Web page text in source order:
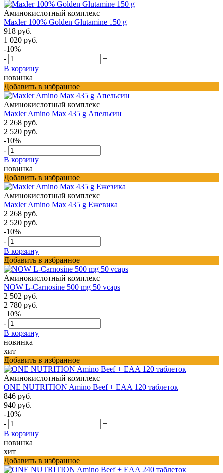
Аминокислотный комплекс
Maxler 100% Golden Glutamine 150 g
918 руб.
1 020 руб.
-10%
-
+
В корзину
новинка
Добавить в избранное
Аминокислотный комплекс
Maxler Amino Max 435 g Апельсин
2 268 руб.
2 520 руб.
-10%
-
+
В корзину
новинка
Добавить в избранное
Аминокислотный комплекс
Maxler Amino Max 435 g Ежевика
2 268 руб.
2 520 руб.
-10%
-
+
В корзину
Добавить в избранное
Аминокислотный комплекс
NOW L-Carnosine 500 mg 50 vcaps
2 502 руб.
2 780 руб.
-10%
-
+
В корзину
новинка
хит
Добавить в избранное
Аминокислотный комплекс
ONE NUTRITION Amino Beef + EAA 120 таблеток
846 руб.
940 руб.
-10%
-
+
В корзину
новинка
хит
Добавить в избранное